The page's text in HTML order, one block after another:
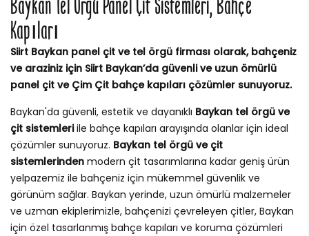
Baykan Tel Örgü Panel Çit Sistemleri, Bahçe
Kapıları
Siirt Baykan panel çit ve tel örgü firması olarak, bahçeniz
ve araziniz için Siirt Baykan’da güvenli ve uzun ömürlü
panel çit ve Çim Çit bahçe kapıları çözümler sunuyoruz.
Baykan'da güvenli, estetik ve dayanıklı Baykan tel örgü ve
çit sistemleriile bahçe kapıları arayışında olanlar için ideal
çözümler sunuyoruz. Baykan tel örgü ve çit
sistemlerinden modern çit tasarımlarına kadar geniş ürün
yelpazemiz ile bahçeniz için mükemmel güvenlik ve
görünüm sağlar. Baykan yerinde, uzun ömürlü malzemeler
ve uzman ekiplerimizle, bahçenizi çevreleyen çitler, Baykan
için özel tasarlanmış bahçe kapıları ve koruma çözümleri